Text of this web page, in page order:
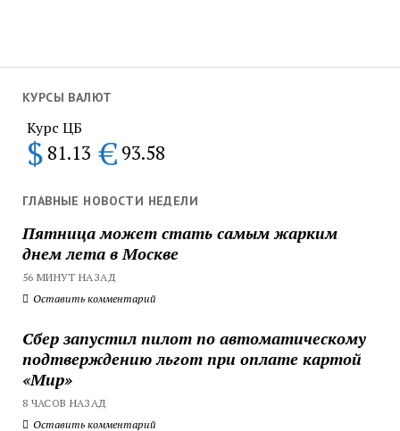
КУРСЫ ВАЛЮТ
Курс ЦБ
$ 81.13 € 93.58
ГЛАВНЫЕ НОВОСТИ НЕДЕЛИ
Пятница может стать самым жарким
днем лета в Москве
56 МИНУТ НАЗАД
Оставить комментарий
Сбер запустил пилот по автоматическому
подтверждению льгот при оплате картой
«Мир»
8 ЧАСОВ НАЗАД
Оставить комментарий